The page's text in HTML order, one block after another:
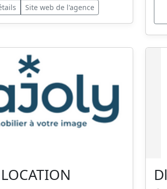
Site web de l'agence